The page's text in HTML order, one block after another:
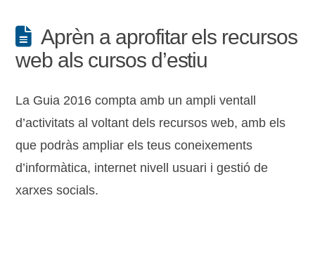
Aprèn a aprofitar els recursos
web als cursos d’estiu
La Guia 2016 compta amb un ampli ventall
d’activitats al voltant dels recursos web, amb els
que podràs ampliar els teus coneixements
d’informàtica, internet nivell usuari i gestió de
xarxes socials.